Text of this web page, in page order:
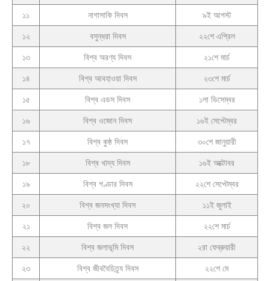
১১ নাগাসাকি দিবস ৯ই আগস্ট
১২ বসুন্ধরা দিবস ২২শে এপ্রিল
১৩ বিশ্ব অরণ্য দিবস ২১শে মার্চ
১৪ বিশ্ব আবহাওয়া দিবস ২৩শে মার্চ
১৫ বিশ্ব এডস দিবস ১লা ডিসেম্বর
১৬ বিশ্ব ওজোন দিবস ১৬ই সেপ্টেম্বর
১৭ বিশ্ব কুষ্ঠ দিবস ৩০শে জানুয়ারী
১৮ বিশ্ব খাদ্য দিবস ১৬ই অক্টোবর
১৯ বিশ্ব গণ্ডার দিবস ২২শে সেপ্টেম্বর
২০ বিশ্ব জনসংখ্যা দিবস ১১ই জুলাই
২১ বিশ্ব জল দিবস ২২শে মার্চ
২২ বিশ্ব জলাভূমি দিবস ২রা ফেব্রুয়ারী
২৩ বিশ্ব জীববৈচিত্র্য দিবস ২২শে মে